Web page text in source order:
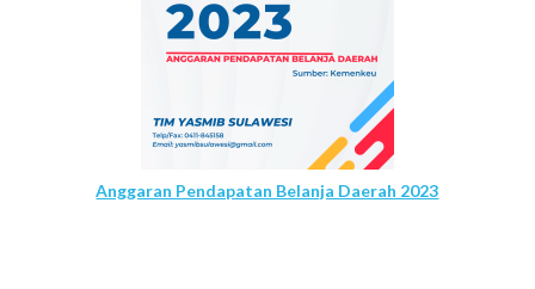
Anggaran Pendapatan Belanja Daerah 2023